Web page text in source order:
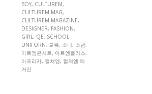
BOY, CULTUREM,
CULTUREM MAG,
CULTUREM MAGAZINE,
DESIGNER, FASHION,
GIRL, QE, SCHOOL
UNIFORN, 교복, 소녀, 소년,
아트엠콘서트, 아트엠플러스,
아프리카, 컬쳐엠, 컬쳐엠 매
거진